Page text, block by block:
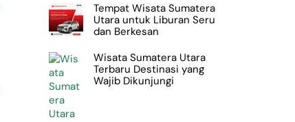
Tempat Wisata Sumatera
Utara untuk Liburan Seru
dan Berkesan
Wisata Sumatera Utara
Terbaru Destinasi yang
Wajib Dikunjungi